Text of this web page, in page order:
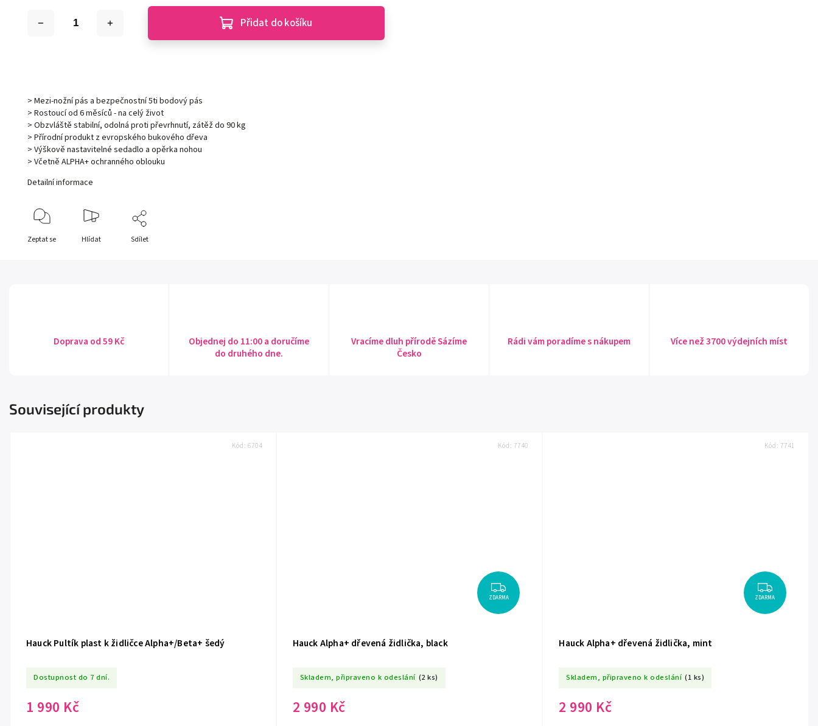
Přidat do košíku
> Mezi-nožní pás a bezpečnostní 5ti bodový pás
> Rostoucí od 6 měsíců - na celý život
> Obzvláště stabilní, odolná proti převrhnutí, zátěž do 90 kg
> Přírodní produkt z evropského bukového dřeva
> Výškově nastavitelné sedadlo a opěrka nohou
> Včetně ALPHA+ ochranného oblouku
Detailní informace
Zeptat se Hlídat Sdílet
Doprava od 59 Kč
Objednej do 11:00 a doručíme
do druhého dne.
Vracíme dluh přírodě Sázíme
Česko
Rádi vám poradíme s nákupem Více než 3700 výdejních míst
Související produkty
Hauck Pultík plast k židličce Alpha+/Beta+ šedý
Dostupnost do 7 dní.
1 990 Kč
Kód: 6704
ZDARMA
Hauck Alpha+ dřevená židlička, black
Skladem, připraveno k odeslání (2 ks)
2 990 Kč
Kód: 7740
ZDARMA
Hauck Alpha+ dřevená židlička, mint
Skladem, připraveno k odeslání (1 ks)
2 990 Kč
Kód: 7741